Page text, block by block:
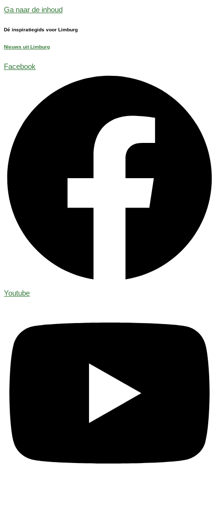
Ga naar de inhoud
Dé inspiratiegids voor Limburg
Nieuws uit Limburg
Facebook
Youtube